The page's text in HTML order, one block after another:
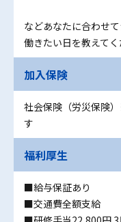
などあなたに合わせて
働きたい日を教えてく
加入保険
社会保険（労災保険
す
福利厚生
■給与保証あり
■交通費全額支給